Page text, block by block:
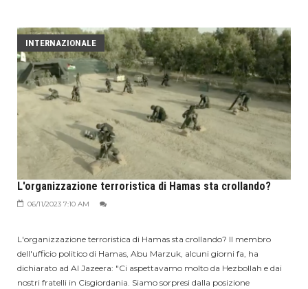
INTERNAZIONALE
L'organizzazione terroristica di Hamas sta crollando?
06/11/2023 7:10 AM
L'organizzazione terroristica di Hamas sta crollando? Il membro
dell'ufficio politico di Hamas, Abu Marzuk, alcuni giorni fa, ha
dichiarato ad Al Jazeera: "Ci aspettavamo molto da Hezbollah e dai
nostri fratelli in Cisgiordania. Siamo sorpresi dalla posizione